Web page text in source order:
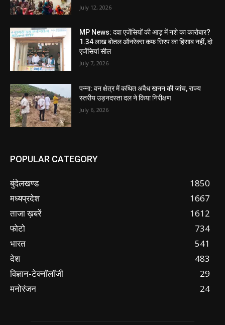
July 12, 2026
MP News: दवा एजेंसियों की आड़ में नशे का कारोबार?
1.34 लाख बोतल ऑनरेक्स कफ सिरप का हिसाब नहीं, दो
एजेंसियां सील
July 7, 2026
पन्ना: वन क्षेत्र में कथित अवैध खनन की जांच, राज्य
स्तरीय उड़नदस्ता दल ने किया निरीक्षण
July 6, 2026
POPULAR CATEGORY
बुंदेलखण्ड
1850
मध्यप्रदेश
1667
ताजा ख़बरें
1612
फोटो
734
भारत
541
देश
483
विज्ञान-टेक्नॉलॉजी
29
मनोरंजन
24